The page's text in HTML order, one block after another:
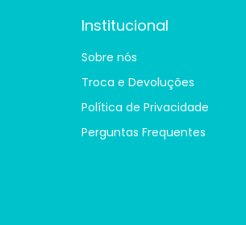
Institucional
Sobre nós
Troca e Devoluções
Política de Privacidade
Perguntas Frequentes